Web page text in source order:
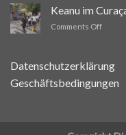
Keanu im
Comments Offon
Datenschutzerklärung
Geschäftsbedingungen